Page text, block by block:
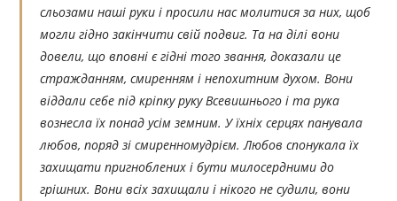
сльозами наші руки і просили нас молитися за них, щоб
могли гідно закінчити свій подвиг. Та на ділі вони
довели, що вповні є гідні того звання, доказали це
стражданням, смиренням і непохитним духом. Вони
віддали себе під кріпку руку Всевишнього і та рука
вознесла їх понад усім земним. У їхніх серцях панувала
любов, поряд зі смиренномудрієм. Любов спонукала їх
захищати пригноблених і бути милосердними до
грішних. Вони всіх захищали і нікого не судили, вони